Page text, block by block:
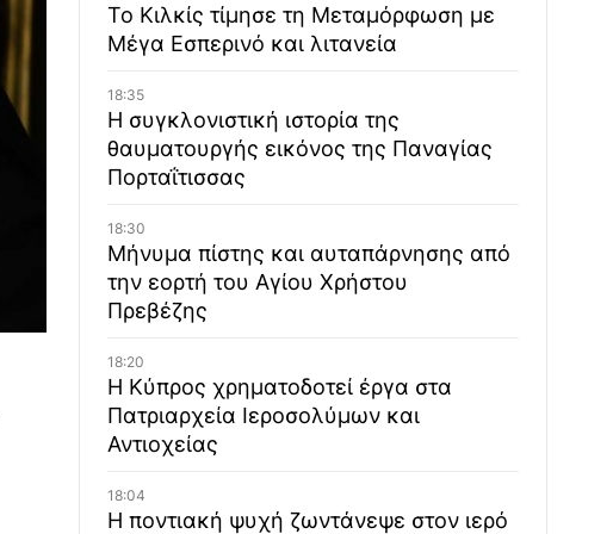
Το Κιλκίς τίμησε τη Μεταμόρφωση με
Μέγα Εσπερινό και λιτανεία
18:35
Η συγκλονιστική ιστορία της
θαυματουργής εικόνος της Παναγίας
Πορταΐτισσας
18:30
Μήνυμα πίστης και αυταπάρνησης από
την εορτή του Αγίου Χρήστου
Πρεβέζης
18:20
Η Κύπρος χρηματοδοτεί έργα στα
Πατριαρχεία Ιεροσολύμων και
Αντιοχείας
18:04
Η ποντιακή ψυχή ζωντάνεψε στον ιερό